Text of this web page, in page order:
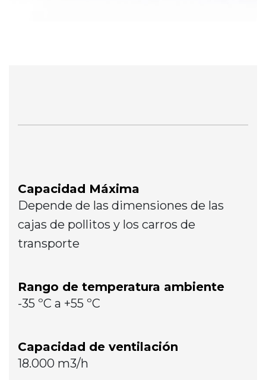
Capacidad Máxima
Depende de las dimensiones de las
cajas de pollitos y los carros de
transporte
Rango de temperatura ambiente
-35 ºC a +55 ºC
Capacidad de ventilación
18.000 m3/h